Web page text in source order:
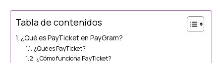
Tabla de contenidos
¿Qué es PayTicket en PayGram?
¿Qué es PayTicket?
¿Cómo funciona PayTicket?